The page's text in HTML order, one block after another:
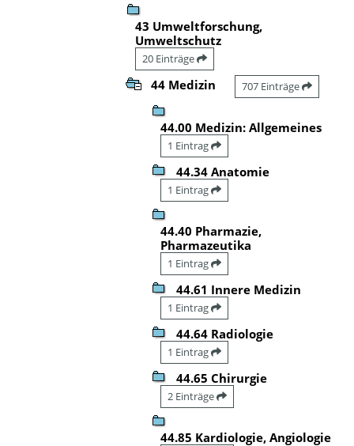
43 Umweltforschung,
Umweltschutz
20 Einträge
44 Medizin 707 Einträge
44.00 Medizin: Allgemeines
1 Eintrag
44.34 Anatomie
1 Eintrag
44.40 Pharmazie,
Pharmazeutika
1 Eintrag
44.61 Innere Medizin
1 Eintrag
44.64 Radiologie
1 Eintrag
44.65 Chirurgie
2 Einträge
44.85 Kardiologie, Angiologie